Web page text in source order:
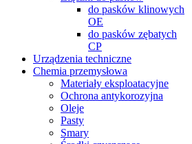
do pasków klinowych
OE
do pasków zębatych
CP
Urządzenia techniczne
Chemia przemysłowa
Materiały eksploatacyjne
Ochrona antykorozyjna
Oleje
Pasty
Smary